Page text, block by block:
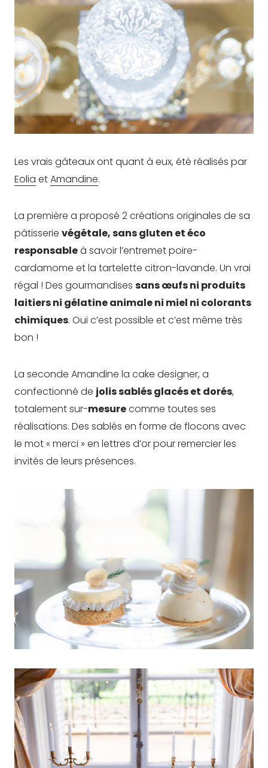
Les vrais gâteaux ont quant à eux, été réalisés par
Eolia etAmandine.
La première a proposé 2 créations originales de sa
pâtisserie végétale, sans gluten et éco
responsableà savoir l’entremet poire-
cardamome et la tartelette citron-lavande. Un vrai
régal ! Des gourmandises sans œufs ni produits
laitiers ni gélatine animale ni miel ni colorants
chimiques. Oui c’est possible et c’est même très
bon !
La seconde Amandine la cake designer, a
confectionné de jolis sablés glacés et dorés,
totalement sur-mesurecomme toutes ses
réalisations. Des sablés en forme de flocons avec
le mot « merci » en lettres d’or pour remercier les
invités de leurs présences.